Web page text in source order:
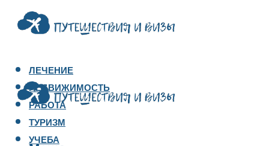
ЛЕЧЕНИЕ
НЕДВИЖИМОСТЬ
РАБОТА
ТУРИЗМ
УЧЕБА